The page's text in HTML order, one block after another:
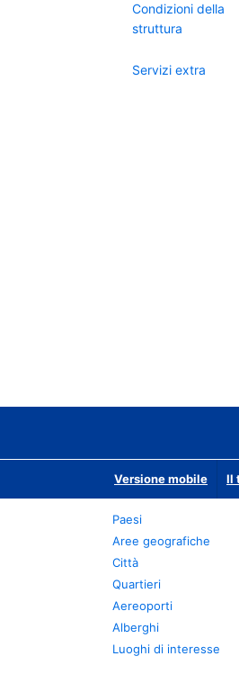
Condizioni della
struttura
Servizi extra
Versione mobile Il
Paesi
Aree geografiche
Città
Quartieri
Aereoporti
Alberghi
Luoghi di interesse